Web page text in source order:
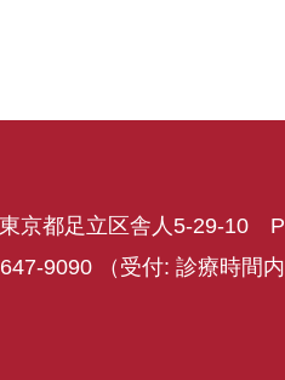
京都足立区舎人5-29-10
9090
（受付: 診療時間内